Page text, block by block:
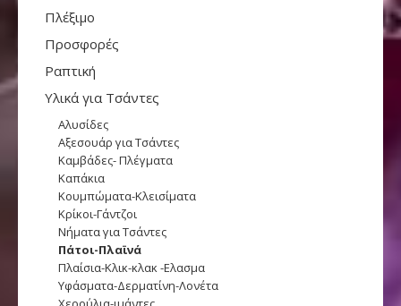
Πλέξιμο
Προσφορές
Ραπτική
Υλικά για Τσάντες
Αλυσίδες
Αξεσουάρ για Τσάντες
Καμβάδες- Πλέγματα
Καπάκια
Κουμπώματα-Κλεισίματα
Κρίκοι-Γάντζοι
Νήματα για Τσάντες
Πάτοι-Πλαϊνά
Πλαίσια-Κλικ-κλακ -Ελασμα
Υφάσματα-Δερματίνη-Λονέτα